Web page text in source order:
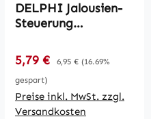
DELPHI Jalousien-
Steuerung
Taster, inkl.
Rahmen, UP, weiß
Verkaufspreis:
5,79 € Regulärer Preis:
6,95 € (16.69%
gespart)
Preise inkl. MwSt. zzgl.
Versandkosten